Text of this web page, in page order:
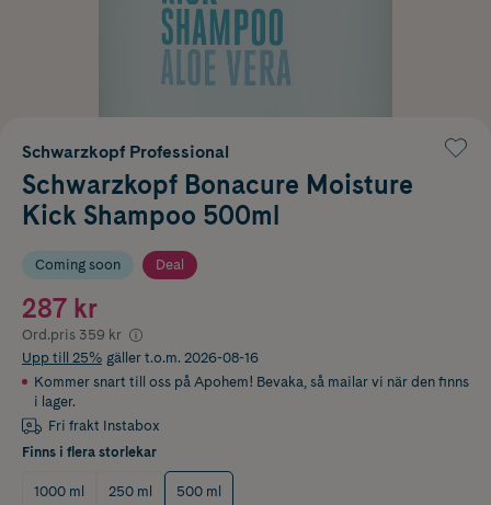
Schwarzkopf Professional
Schwarzkopf Bonacure Moisture
Kick Shampoo 500ml
Coming soon Deal
287 kr
Ord.pris 359 kr
Upp till 25% gäller t.o.m. 2026-08-16
Kommer snart till oss på Apohem! Bevaka, så mailar vi när den finns
i lager.
Fri frakt Instabox
Finns i flera storlekar
1000 ml 250 ml 500 ml